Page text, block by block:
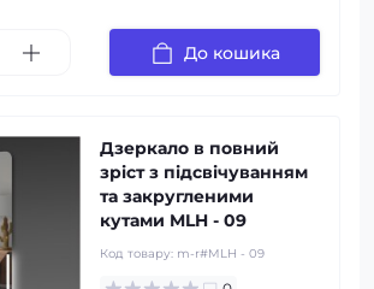
До кошика
Дзеркало в повний
зріст з підсвічуванням
та закругленими
кутами MLH - 09
Код товару: m-r#MLH - 09